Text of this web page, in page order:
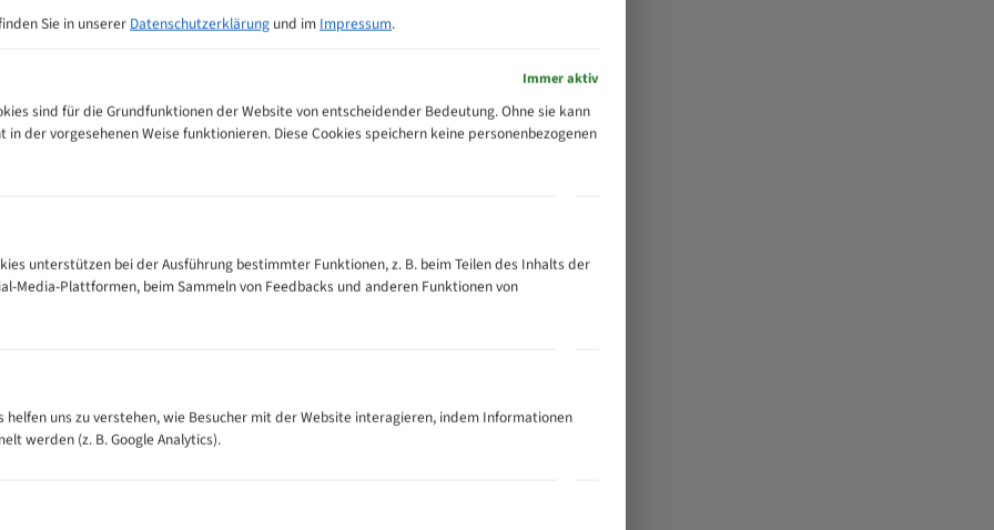
Zahnempfehlungs-Tabelle
300
500
M (mm)
Zähne pro
Zoll (ZpZ))
Sie in unserer Datenschutzerklärung und im Impressum.
Immer aktiv
sind für die Grundfunktionen der Website von entscheidender Bedeutung. Ohne sie kann
in der vorgesehenen Weise funktionieren. Diese Cookies speichern keine personenbezogenen
unterstützen bei der Ausführung bestimmter Funktionen, z. B. beim Teilen des Inhalts der
Media-Plattformen, beim Sammeln von Feedbacks und anderen Funktionen von
helfen uns zu verstehen, wie Besucher mit der Website interagieren, indem Informationen
werden (z. B. Google Analytics).